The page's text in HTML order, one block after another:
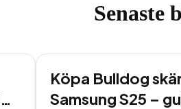
Senaste
Köpa Bulldog
Samsung S25 –